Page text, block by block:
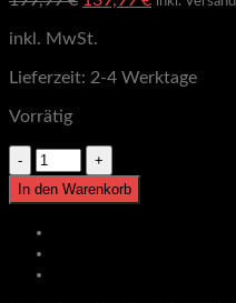
war:
inkl. MwSt.
Lieferzeit: 2-4 Werktage
Vorrätig
Olympia
Langhantel
20
Black
Zinc,
STRONG
In den Warenkorb